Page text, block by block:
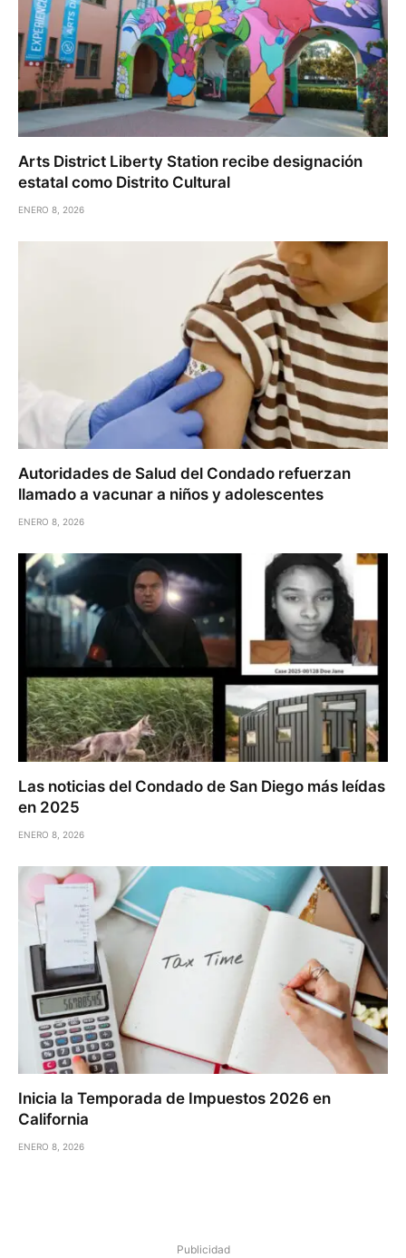
Arts District Liberty Station recibe designación
estatal como Distrito Cultural
ENERO 8, 2026
Autoridades de Salud del Condado refuerzan
llamado a vacunar a niños y adolescentes
ENERO 8, 2026
Las noticias del Condado de San Diego más leídas
en 2025
ENERO 8, 2026
Inicia la Temporada de Impuestos 2026 en
California
ENERO 8, 2026
Publicidad